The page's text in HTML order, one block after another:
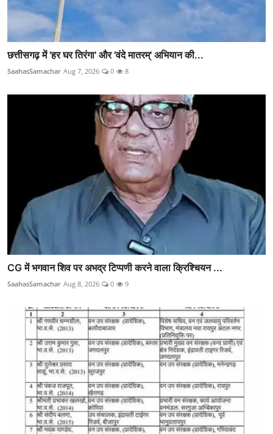
छत्तीसगढ़ में 'हर घर तिरंगा' और 'वंदे मातरम्' अभियान की...
SaahasSamachar Aug 7, 2026 0 8
CG में भगवान शिव पर अभद्र टिप्पणी करने वाला क्रिश्चियन ...
SaahasSamachar Aug 8, 2026 0 9